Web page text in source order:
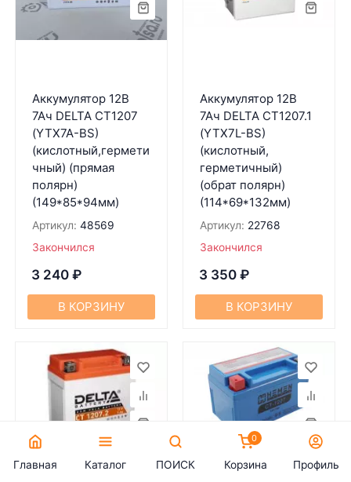
Аккумулятор 12В
7Ач DELTA CT1207
(YTX7A-BS)
(кислотный,гермети
чный) (прямaя
полярн)
(149*85*94мм)
Артикул: 48569
Закончился
3 240 ₽
В КОРЗИНУ
Аккумулятор 12В
7Ач DELTA CT1207.1
(YTX7L-BS)
(кислотный,
герметичный)
(обрат полярн)
(114*69*132мм)
Артикул: 22768
Закончился
3 350 ₽
В КОРЗИНУ
Главная Каталог ПОИСК
0
Корзина Профиль